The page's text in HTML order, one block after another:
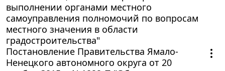
выполнении органами местного
самоуправления полномочий по вопросам
местного значения в области
градостроительства"
Постановление Правительства Ямало-
Ненецкого автономного округа от 20